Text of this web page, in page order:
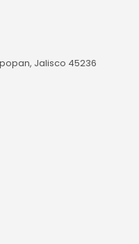
Jalisco 45236